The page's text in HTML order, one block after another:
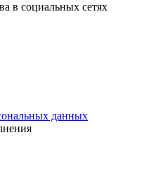
в социальных сетях
данных